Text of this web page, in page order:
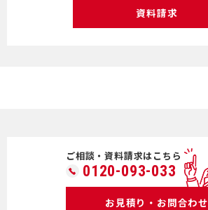
資料請求
ご相談・資料請求はこちら
0120-093-033
お見積り・お問合わせ